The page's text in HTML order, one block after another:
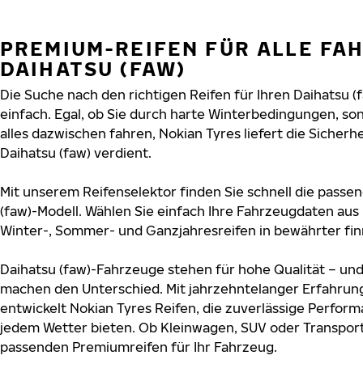
PREMIUM-REIFEN FÜR ALLE
DAIHATSU (FAW)
Die Suche nach den richtigen Reifen für Ihren Daihatsu
einfach. Egal, ob Sie durch harte Winterbedingungen,
alles dazwischen fahren, Nokian Tyres liefert die
Daihatsu (faw) verdient.
Mit unserem Reifenselektor finden Sie schnell die
(faw)-Modell. Wählen Sie einfach Ihre Fahrzeugdaten
Winter-, Sommer- und Ganzjahresreifen in bewährter
Daihatsu (faw)-Fahrzeuge stehen für hohe Qualität –
machen den Unterschied. Mit jahrzehntelanger
entwickelt Nokian Tyres Reifen, die zuverlässige
jedem Wetter bieten. Ob Kleinwagen, SUV oder
passenden Premiumreifen für Ihr Fahrzeug.